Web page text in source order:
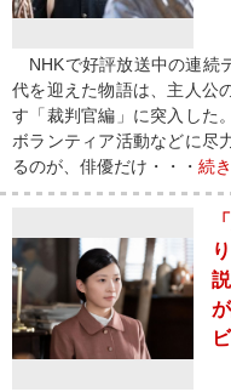
NHKで好評放送中の連続
代を迎えた物語は、主人公
す「裁判官編」に突入した
ボランティア活動などに尽
るのが、俳優だけ・・・ 続